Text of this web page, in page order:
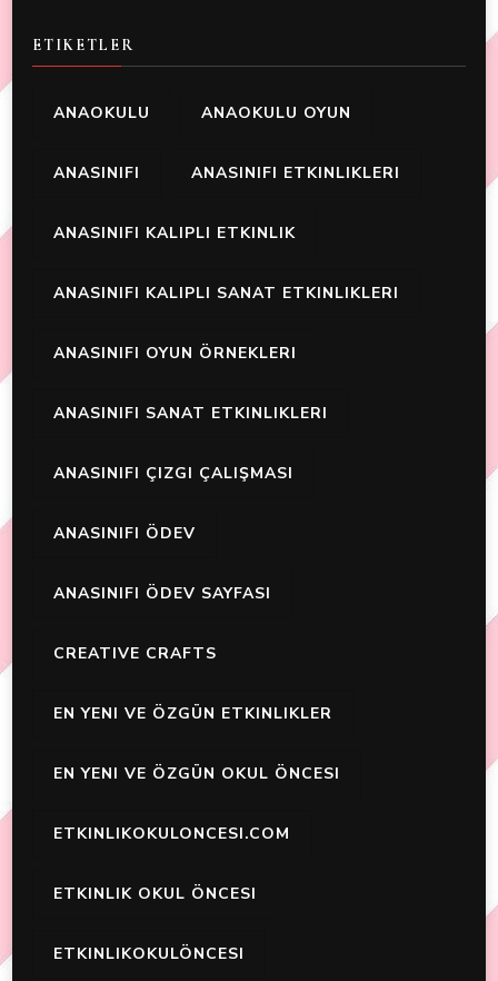
ETIKETLER
ANAOKULU ANAOKULU OYUN
ANASINIFI ANASINIFI ETKINLIKLERI
ANASINIFI KALIPLI ETKINLIK
ANASINIFI KALIPLI SANAT ETKINLIKLERI
ANASINIFI OYUN ÖRNEKLERI
ANASINIFI SANAT ETKINLIKLERI
ANASINIFI ÇIZGI ÇALIŞMASI
ANASINIFI ÖDEV
ANASINIFI ÖDEV SAYFASI
CREATIVE CRAFTS
EN YENI VE ÖZGÜN ETKINLIKLER
EN YENI VE ÖZGÜN OKUL ÖNCESI
ETKINLIKOKULONCESI.COM
ETKINLIK OKUL ÖNCESI
ETKINLIKOKULÖNCESI